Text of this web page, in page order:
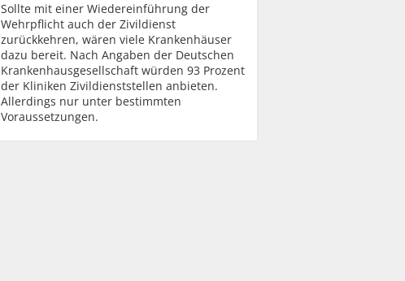
Sollte mit einer Wiedereinführung der
Wehrpflicht auch der Zivildienst
zurückkehren, wären viele Krankenhäuser
dazu bereit. Nach Angaben der Deutschen
Krankenhausgesellschaft würden 93 Prozent
der Kliniken Zivildienststellen anbieten.
Allerdings nur unter bestimmten
Voraussetzungen.